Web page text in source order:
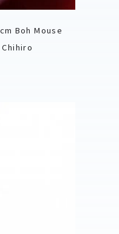
Boh Mouse